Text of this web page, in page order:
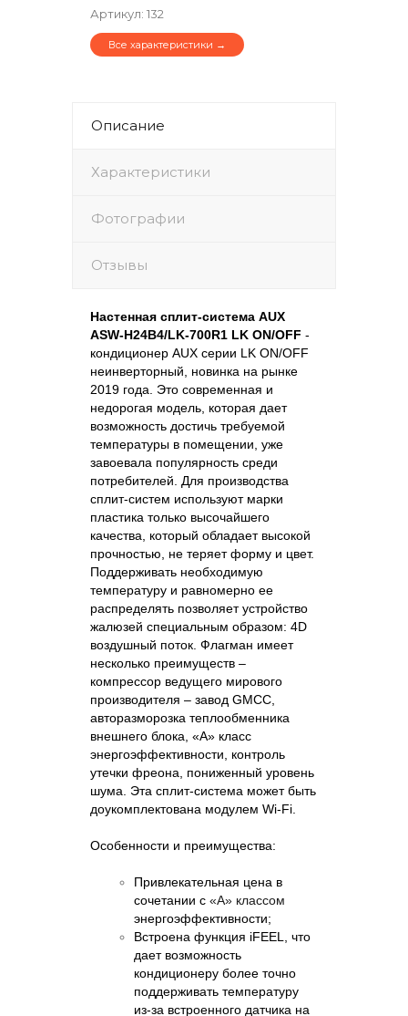
Артикул: 132
Все характеристики →
Описание
Характеристики
Фотографии
Отзывы
Настенная сплит-система AUX
ASW-H24B4/LK-700R1 LK ON/OFF -
кондиционер AUX серии LK ON/OFF
неинверторный, новинка на рынке
2019 года. Это современная и
недорогая модель, которая дает
возможность достичь требуемой
температуры в помещении, уже
завоевала популярность среди
потребителей. Для производства
сплит-систем используют марки
пластика только высочайшего
качества, который обладает высокой
прочностью, не теряет форму и цвет.
Поддерживать необходимую
температуру и равномерно ее
распределять позволяет устройство
жалюзей специальным образом: 4D
воздушный поток. Флагман имеет
несколько преимуществ –
компрессор ведущего мирового
производителя – завод GMCC
авторазморозка теплообменника
внешнего блока, «А» класс
энергоэффективности, контроль
утечки фреона, пониженный уровень
шума. Эта сплит-система может быть
доукомплектована модулем Wi-Fi.
Особенности и преимущества:
Привлекательная цена в
сочетании с «А» классом
энергоэффективности;
Встроена функция iFEEL
, что
дает возможность
кондиционеру более точно
поддерживать температуру
из-за встроенного датчика на